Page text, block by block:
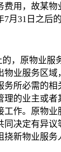
费用，故某物
月31日之后
，原物业服
物业服务区域
务所必需的相
理的业主或者
工作。原物业
同决定有异议
新物业服务